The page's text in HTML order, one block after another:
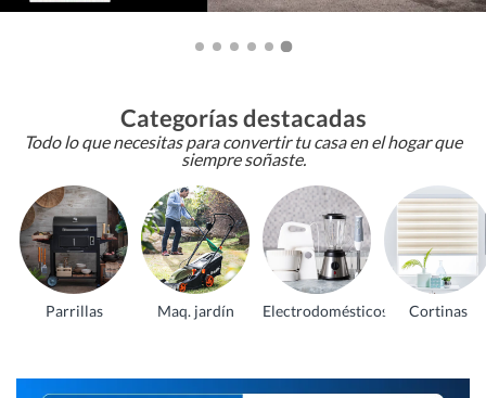
Categorías destacadas
Todo lo que necesitas para convertir tu casa en el hogar que
siempre soñaste.
Parrillas Maq. jardín Electrodomésticos Cortinas